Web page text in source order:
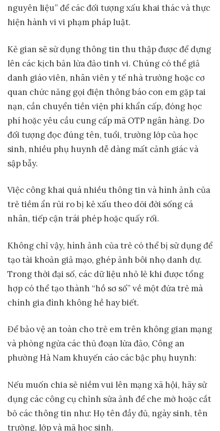
nguyên liệu” để các đối tượng xấu khai thác và thực
hiện hành vi vi phạm pháp luật.
Kẻ gian sẽ sử dụng thông tin thu thập được để dựng
lên các kịch bản lừa đảo tinh vi. Chúng có thể giả
danh giáo viên, nhân viên y tế nhà trường hoặc cơ
quan chức năng gọi điện thông báo con em gặp tai
nạn, cần chuyển tiền viện phí khẩn cấp, đóng học
phí hoặc yêu cầu cung cấp mã OTP ngân hàng. Do
đối tượng đọc đúng tên, tuổi, trường lớp của học
sinh, nhiều phụ huynh dễ dàng mất cảnh giác và
sập bẫy.
Việc công khai quá nhiều thông tin và hình ảnh của
trẻ tiềm ẩn rủi ro bị kẻ xấu theo dõi đời sống cá
nhân, tiếp cận trái phép hoặc quấy rối.
Không chỉ vậy, hình ảnh của trẻ có thể bị sử dụng để
tạo tài khoản giả mạo, ghép ảnh bôi nhọ danh dự.
Trong thời đại số, các dữ liệu nhỏ lẻ khi được tổng
hợp có thể tạo thành “hồ sơ số” về một đứa trẻ mà
chính gia đình không hề hay biết.
Để bảo vệ an toàn cho trẻ em trên không gian mạng
và phòng ngừa các thủ đoạn lừa đảo, Công an
phường Hà Nam khuyến cáo các bậc phụ huynh:
Nếu muốn chia sẻ niềm vui lên mạng xã hội, hãy sử
dụng các công cụ chỉnh sửa ảnh để che mờ hoặc cắt
bỏ các thông tin như: Họ tên đầy đủ, ngày sinh, tên
trường, lớp và mã học sinh.